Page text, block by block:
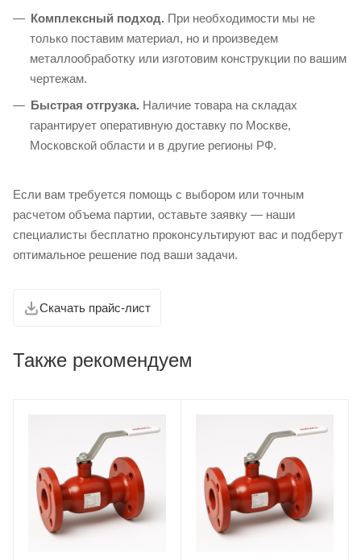
Комплексный подход. При необходимости мы не
только поставим материал, но и произведем
металлообработку или изготовим конструкции по вашим
чертежам.
Быстрая отгрузка. Наличие товара на складах
гарантирует оперативную доставку по Москве,
Московской области и в другие регионы РФ.
Если вам требуется помощь с выбором или точным
расчетом объема партии, оставьте заявку — наши
специалисты бесплатно проконсультируют вас и подберут
оптимальное решение под ваши задачи.
Скачать прайс-лист
Также рекомендуем